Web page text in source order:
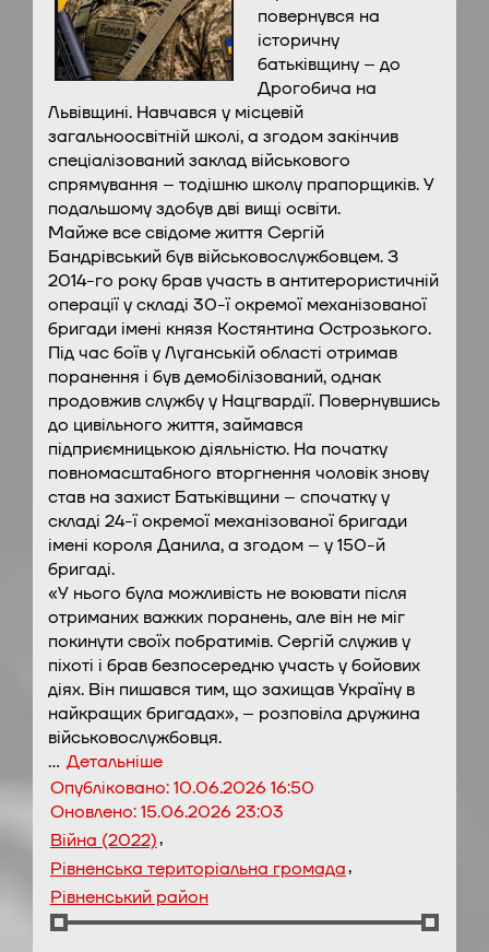
повернувся на
історичну
батьківщину – до
Дрогобича на
Львівщині. Навчався у місцевій
загальноосвітній школі, а згодом закінчив
спеціалізований заклад військового
спрямування – тодішню школу прапорщиків. У
подальшому здобув дві вищі освіти.
Майже все свідоме життя Сергій
Бандрівський був військовослужбовцем. З
2014-го року брав участь в антитерористичній
операції у складі 30-ї окремої механізованої
бригади імені князя Костянтина Острозького.
Під час боїв у Луганській області отримав
поранення і був демобілізований, однак
продовжив службу у Нацгвардії. Повернувшись
до цивільного життя, займався
підприємницькою діяльністю. На початку
повномасштабного вторгнення чоловік знову
став на захист Батьківщини – спочатку у
складі 24-ї окремої механізованої бригади
імені короля Данила, а згодом – у 150-й
бригаді.
«У нього була можливість не воювати після
отриманих важких поранень, але він не міг
покинути своїх побратимів. Сергій служив у
піхоті і брав безпосередню участь у бойових
діях. Він пишався тим, що захищав Україну в
найкращих бригадах», – розповіла дружина
військовослужбовця.
… Детальніше
Опубліковано:10.06.2026 16:50
Оновлено:15.06.2026 23:03
Війна (2022),
Рівненська територіальна громада,
Рівненський район